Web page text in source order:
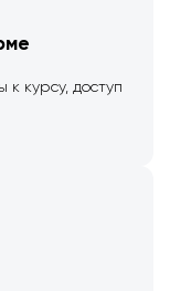
курсу, доступ